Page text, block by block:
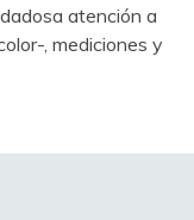
atención a
, mediciones y